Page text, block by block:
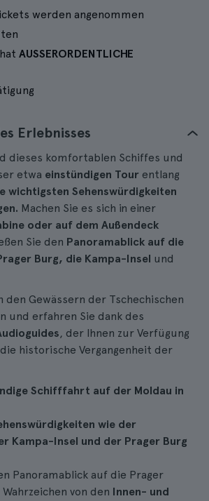
werden angenommen
AUSSERORDENTLICHE
Erlebnisses
dieses komfortablen Schiffes und
etwa einstündigen Tour entlang
wichtigsten Sehenswürdigkeiten
Machen Sie es sich in einer
oder auf dem Außendeck
Sie den Panoramablick auf die
Burg, die Kampa-Insel und
den Gewässern der Tschechischen
und erfahren Sie dank des
, der Ihnen zur Verfügung
historische Vergangenheit der
Schifffahrt auf der Moldau in
wie der
Kampa-Insel und der Prager Burg
Panoramablick auf die Prager
von den Innen- und